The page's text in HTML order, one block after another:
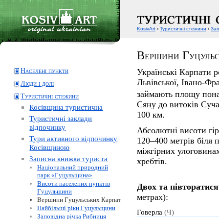
Вершини
Населені пункти
Люди і долі
Туристичні стежини
Косівщина туристична
Туристичні заклади
відпочинку
Тури активного відпочинку
Косівщиною
Записна книжка туриста
Національний природний
парк «Гуцульщина»
Висоти населених пунктів
Гуцульщини
Вершини Гуцульських Карпат
Найбільші ріки Гуцульщини
Заповідна річка Рибниця
Українські Карпати
Львівської, Івано-
займають площу
Сяну до витоків
100 км.
Абсолютні висоти
120–400 метрів біля
міжгірних
хребтів.
Двох та
метрах):
Говерла (Ч)
KosivArt ‹ Туристичні стежини ‹